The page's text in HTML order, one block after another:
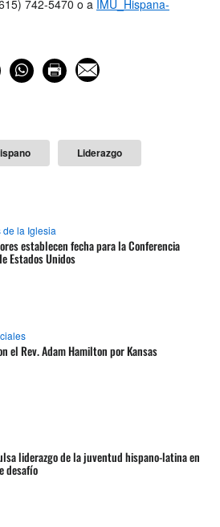
742-5470 o a IMU_Hispana-
Liderazgo
de la Iglesia
establecen fecha para la Conferencia
Estados Unidos
el Rev. Adam Hamilton por Kansas
liderazgo de la juventud hispano-latina en
desafío